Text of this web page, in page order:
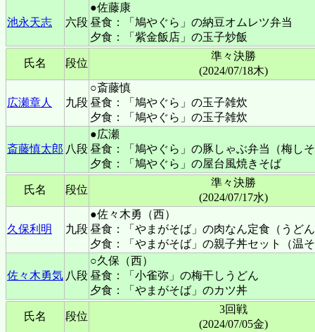
池永天志 六段
●佐藤康
昼食：「鳩やぐら」の納豆オムレツ弁当
夕食：「紫金飯店」の玉子炒飯
氏名 段位
準々決勝
(2024/07/18木)
広瀬章人 九段
○斎藤慎
昼食：「鳩やぐら」の玉子雑炊
夕食：「鳩やぐら」の玉子雑炊
斎藤慎太郎 八段
●広瀬
昼食：「鳩やぐら」の豚しゃぶ弁当（梅し
夕食：「鳩やぐら」の屋台風焼きそば
氏名 段位
準々決勝
(2024/07/17水)
久保利明 九段
●佐々木勇（西）
昼食：「やまがそば」の肉なん定食（うど
夕食：「やまがそば」の親子丼セット（温
佐々木勇気 八段
○久保（西）
昼食：「小雀弥」の梅干しうどん
夕食：「やまがそば」のカツ丼
氏名 段位
3回戦
(2024/07/05金)